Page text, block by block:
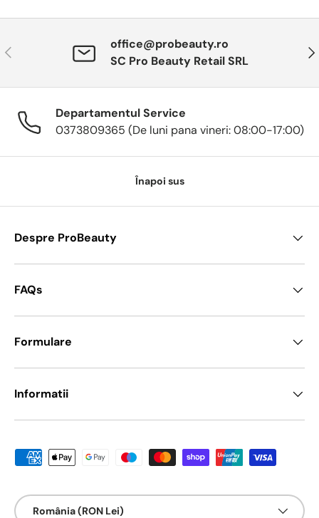
Anterior
office@probeauty.ro
SC Pro Beauty Retail SRL
Departamentul Service
0373809365 (De luni pana vineri: 08:00-17:00)
Înapoi sus
Despre ProBeauty
FAQs
Formulare
Informatii
Metode de platā acceptate
Țarǎ/Regiune
România (RON Lei)